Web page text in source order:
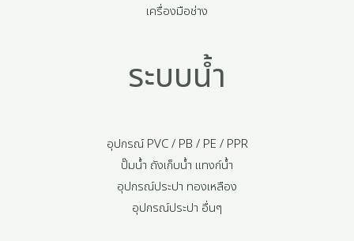
เครื่องมือช่าง
ระบบน้ำ
อุปกรณ์ PVC / PB / PE / PPR
ปั๊มน้ำ ถังเก็บน้ำ แทงก์น้ำ
อุปกรณ์ประปา ทองเหลือง
อุปกรณ์ประปา อื่นๆ